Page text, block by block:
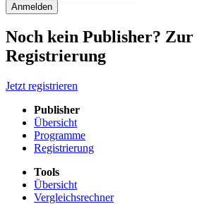
Noch kein Publisher? Zur
Registrierung
Jetzt registrieren
Publisher
Übersicht
Programme
Registrierung
Tools
Übersicht
Vergleichsrechner